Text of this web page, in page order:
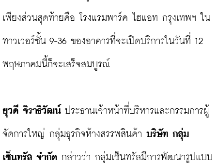
เพียงส่วนสุดท้ายคือ โรงแรมพาร์ค ไฮแอท กรุงเทพฯ ใน
ทาวเวอร์ชั้น 9-36 ของอาคารที่จะเปิดบริการในวันที่ 12
พฤษภาคมนี้ก็จะเสร็จสมบูรณ์
ยุวดี จิราธิวัฒน์ ประธานเจ้าหน้าที่บริหารและกรรมการผู้
จัดการใหญ่ กลุ่มธุรกิจห้างสรรพสินค้า บริษัท กลุ่ม
เซ็นทรัล จำกัด กล่าวว่า กลุ่มเซ็นทรัลมีการพัฒนารูปแบบ